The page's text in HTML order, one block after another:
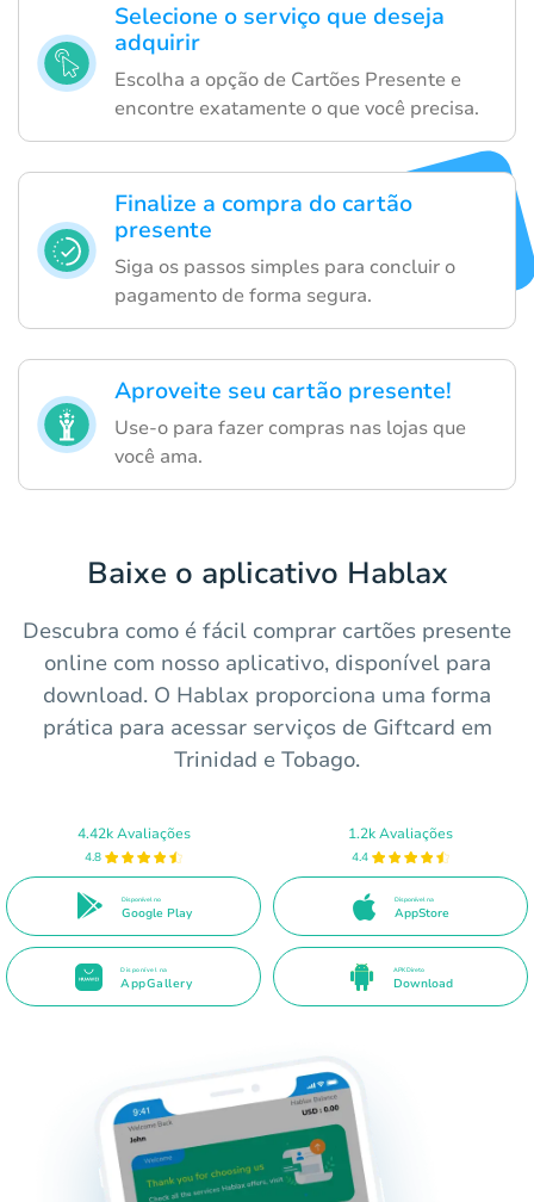
Selecione o serviço que deseja
adquirir
Escolha a opção de Cartões Presente e
encontre exatamente o que você precisa.
Finalize a compra do cartão
presente
Siga os passos simples para concluir o
pagamento de forma segura.
Aproveite seu cartão presente!
Use-o para fazer compras nas lojas que
você ama.
Baixe o aplicativo Hablax
Descubra como é fácil comprar cartões presente
online com nosso aplicativo, disponível para
download. O Hablax proporciona uma forma
prática para acessar serviços de Giftcard em
Trinidad e Tobago.
4.42k Avaliações
4.8
Disponível no
Google Play
1.2k Avaliações
4.4
Disponível na
AppStore
Disponível na
AppGallery
APK Direto
Download